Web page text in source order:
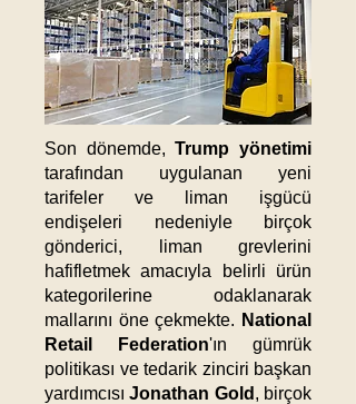
Son dönemde,Trump yönetimi
tarafından uygulanan yeni
tarifeler ve liman işgücü
endişeleri nedeniyle birçok
gönderici, liman grevlerini
hafifletmek amacıyla belirli ürün
kategorilerine odaklanarak
mallarını öne çekmekte. National
Retail Federation'ın gümrük
politikası ve tedarik zinciri başkan
yardımcısıJonathan Gold, birçok